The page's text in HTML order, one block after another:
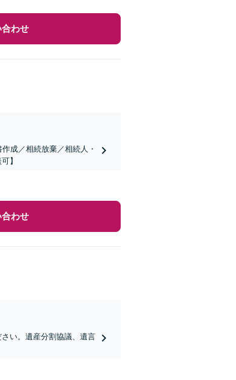
合わせ
成／相続放棄／相続人・
】
合わせ
い。遺産分割協議、遺言